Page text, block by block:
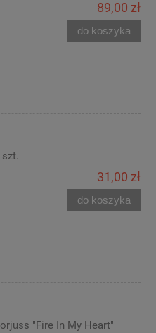
89,00 zł
do koszyka
szt.
31,00 zł
do koszyka
"Fire In My Heart"